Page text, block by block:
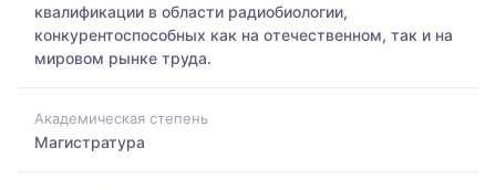
квалификации в области радиобиологии,
конкурентоспособных как на отечественном, так и на
мировом рынке труда.
Академическая степень
Магистратура